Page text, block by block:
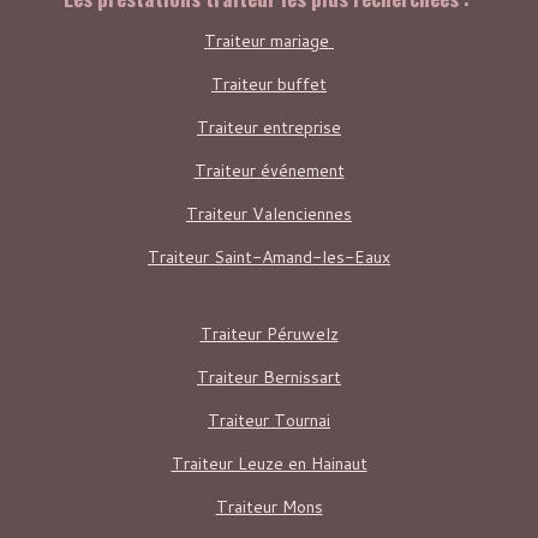
Traiteur mariage
Traiteur buffet
Traiteur entreprise
Traiteur événement
Traiteur Valenciennes
Traiteur Saint-Amand-les-Eaux
Traiteur Péruwelz
Traiteur Bernissart
Traiteur Tournai
Traiteur Leuze en Hainaut
Traiteur Mons